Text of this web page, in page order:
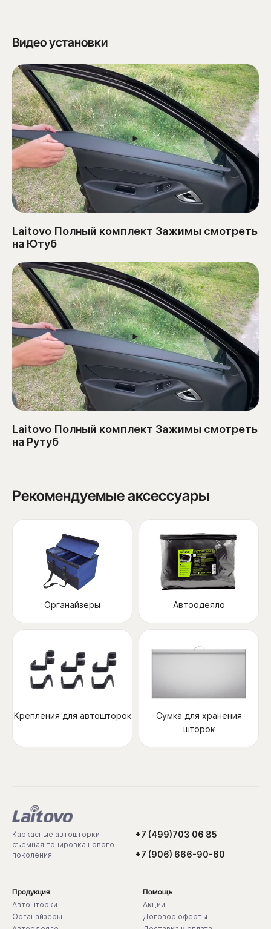
Видео установки
Laitovo Полный комплект Зажимы смотреть
на Ютуб
Laitovo Полный комплект Зажимы смотреть
на Рутуб
Рекомендуемые аксессуары
Органайзеры Автоодеяло
Крепления для автошторок
Сумка для хранения
шторок
Каркасные автошторки —
съёмная тонировка нового
поколения
+7 (499)703 06 85
+7 (906) 666-90-60
Продукция
Автошторки
Органайзеры
Помощь
Акции
Договор оферты